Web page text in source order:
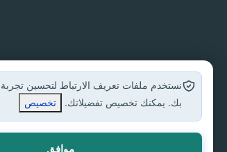
نستخدم ملفات تعريف الارتباط لتحسين
بك. يمكنك تخصيص تفضيلاتك.
تخصيص
موافق